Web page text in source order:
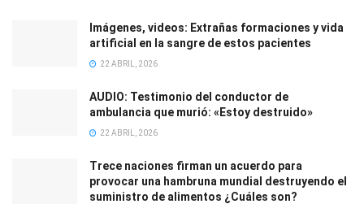
Imágenes, videos: Extrañas formaciones y vida
artificial en la sangre de estos pacientes
22 ABRIL, 2026
AUDIO: Testimonio del conductor de
ambulancia que murió: «Estoy destruido»
22 ABRIL, 2026
Trece naciones firman un acuerdo para
provocar una hambruna mundial destruyendo el
suministro de alimentos ¿Cuáles son?